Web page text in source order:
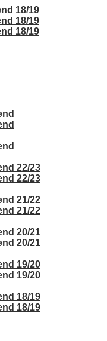
18/19
18/19
18/19
22/23
22/23
21/22
21/22
20/21
20/21
19/20
19/20
18/19
18/19